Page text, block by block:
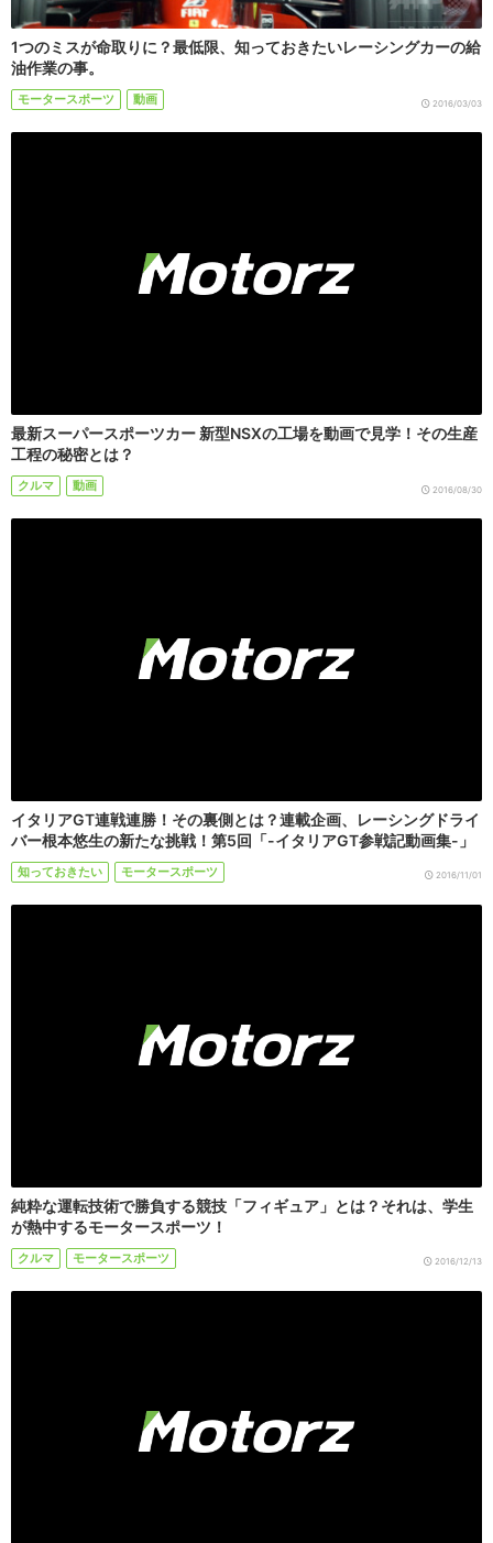
1つのミスが命取りに？最低限、知っておきたいレーシングカーの給
油作業の事。
モータースポーツ 動画 2016/03/03
最新スーパースポーツカー 新型NSXの工場を動画で見学！その生産
工程の秘密とは？
クルマ 動画 2016/08/30
イタリアGT連戦連勝！その裏側とは？連載企画、レーシングドライ
バー根本悠生の新たな挑戦！第5回「-イタリアGT参戦記動画集-」
知っておきたい モータースポーツ 2016/11/01
純粋な運転技術で勝負する競技「フィギュア」とは？それは、学生
が熱中するモータースポーツ！
クルマ モータースポーツ 2016/12/13